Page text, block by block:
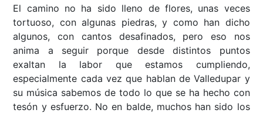
El camino no ha sido lleno de flores, unas veces
tortuoso, con algunas piedras, y como han dicho
algunos, con cantos desafinados, pero eso nos
anima a seguir porque desde distintos puntos
exaltan la labor que estamos cumpliendo,
especialmente cada vez que hablan de Valledupar y
su música sabemos de todo lo que se ha hecho con
tesón y esfuerzo. No en balde, muchos han sido los